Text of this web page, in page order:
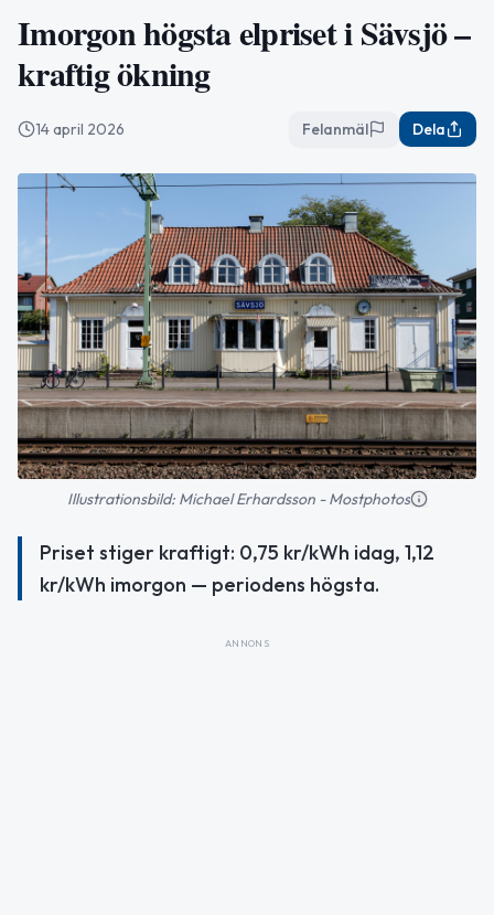
Imorgon högsta elpriset i Sävsjö –
kraftig ökning
14 april 2026 Felanmäl Dela
Illustrationsbild: Michael Erhardsson - Mostphotos
Priset stiger kraftigt: 0,75 kr/kWh idag, 1,12
kr/kWh imorgon — periodens högsta.
ANNONS